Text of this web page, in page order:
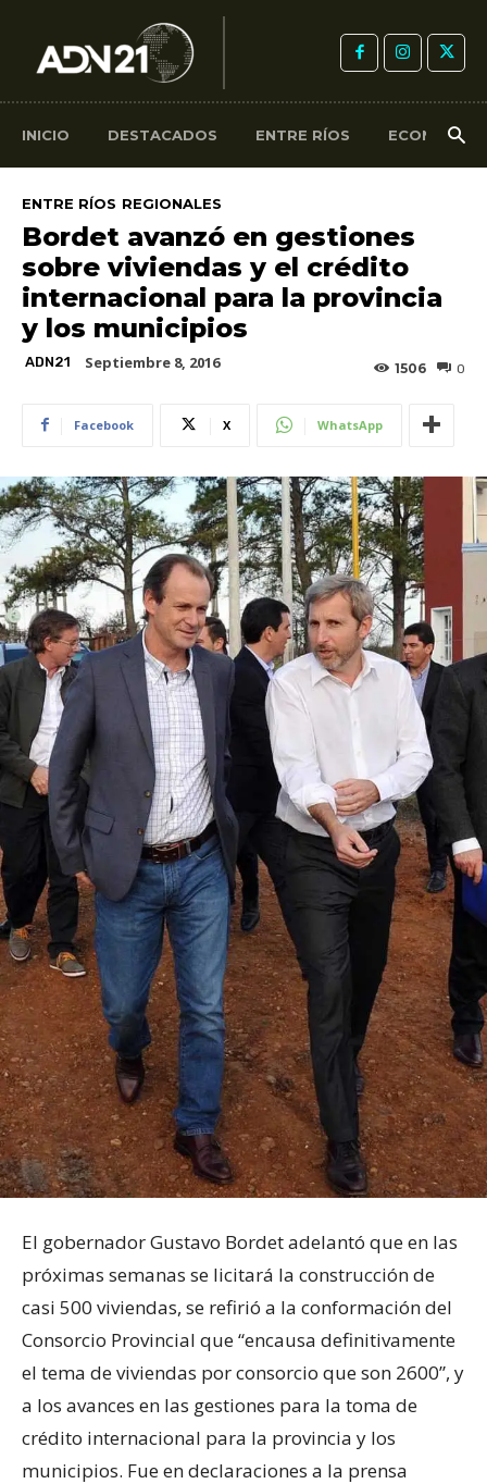
INICIO DESTACADOS ENTRE RÍOS ECONOMÍA
ENTRE RÍOS REGIONALES
Bordet avanzó en gestiones
sobre viviendas y el crédito
internacional para la provincia
y los municipios
ADN21 Septiembre 8, 2016 0
1506
Facebook X WhatsApp
El gobernador Gustavo Bordet adelantó que en las
próximas semanas se licitará la construcción de
casi 500 viviendas, se refirió a la conformación del
Consorcio Provincial que “encausa definitivamente
el tema de viviendas por consorcio que son 2600”, y
a los avances en las gestiones para la toma de
crédito internacional para la provincia y los
municipios. Fue en declaraciones a la prensa